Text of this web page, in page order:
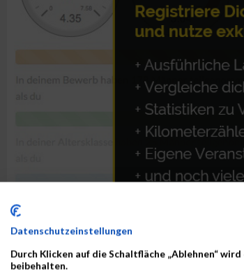
ALBUM B2RUN MÜNCHEN / 15.07.2026
Datenschutzeinstellungen
Durch Klicken auf die Schaltfläche „Ablehnen“
beibehalten.